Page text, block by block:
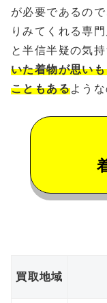
が必要であるの
りみてくれる専
と半信半疑の気持
いた着物が思い
こともあるよう
買取地域